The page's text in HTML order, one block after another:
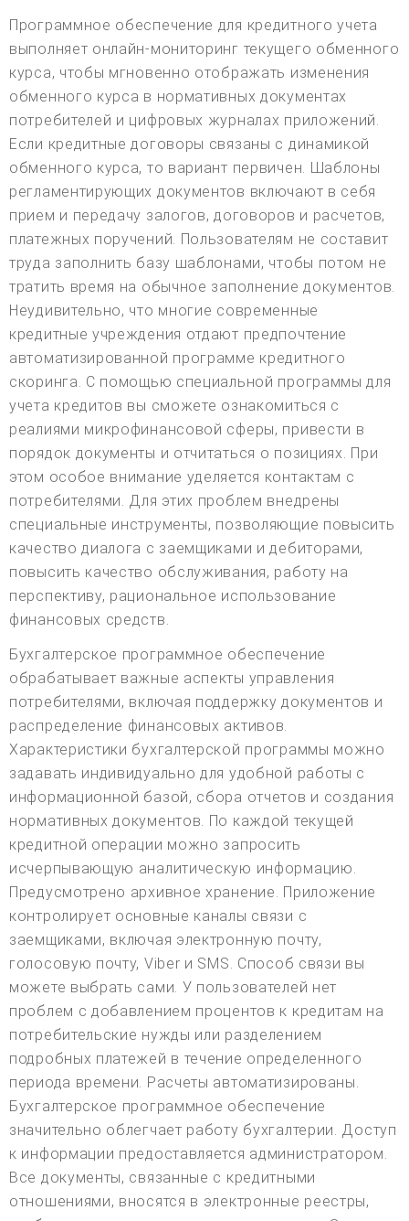
Программное обеспечение для кредитного учета
выполняет онлайн-мониторинг текущего обменного
курса, чтобы мгновенно отображать изменения
обменного курса в нормативных документах
потребителей и цифровых журналах приложений.
Если кредитные договоры связаны с динамикой
обменного курса, то вариант первичен. Шаблоны
регламентирующих документов включают в себя
прием и передачу залогов, договоров и расчетов,
платежных поручений. Пользователям не составит
труда заполнить базу шаблонами, чтобы потом не
тратить время на обычное заполнение документов.
Неудивительно, что многие современные
кредитные учреждения отдают предпочтение
автоматизированной программе кредитного
скоринга. С помощью специальной программы для
учета кредитов вы сможете ознакомиться с
реалиями микрофинансовой сферы, привести в
порядок документы и отчитаться о позициях. При
этом особое внимание уделяется контактам с
потребителями. Для этих проблем внедрены
специальные инструменты, позволяющие повысить
качество диалога с заемщиками и дебиторами,
повысить качество обслуживания, работу на
перспективу, рациональное использование
финансовых средств.
Бухгалтерское программное обеспечение
обрабатывает важные аспекты управления
потребителями, включая поддержку документов и
распределение финансовых активов.
Характеристики бухгалтерской программы можно
задавать индивидуально для удобной работы с
информационной базой, сбора отчетов и создания
нормативных документов. По каждой текущей
кредитной операции можно запросить
исчерпывающую аналитическую информацию.
Предусмотрено архивное хранение. Приложение
контролирует основные каналы связи с
заемщиками, включая электронную почту,
голосовую почту, Viber и SMS. Способ связи вы
можете выбрать сами. У пользователей нет
проблем с добавлением процентов к кредитам на
потребительские нужды или разделением
подробных платежей в течение определенного
периода времени. Расчеты автоматизированы.
Бухгалтерское программное обеспечение
значительно облегчает работу бухгалтерии. Доступ
к информации предоставляется администратором.
Все документы, связанные с кредитными
отношениями, вносятся в электронные реестры,